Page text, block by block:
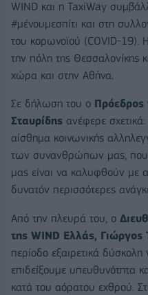
WIND και η TaxiWay
#μένουμεσπίτι και στη
του κορωνοϊού (COVID-19). H
την πόλη της Θεσσαλονίκης
χώρα και στην Αθήνα.
Σε δήλωση του ο
Σταυρίδης ανέφερε
αίσθημα κοινωνικής
των συνανθρώπων μας, που
μας είναι να καλυφθούν με
δυνατόν περισσότερες
Από την πλευρά του, ο
της WIND Ελλάς, Γιώργος
περίοδο εξαιρετικά
επιδείξουμε υπευθυνότητα
κατά του αόρατου εχθρού.